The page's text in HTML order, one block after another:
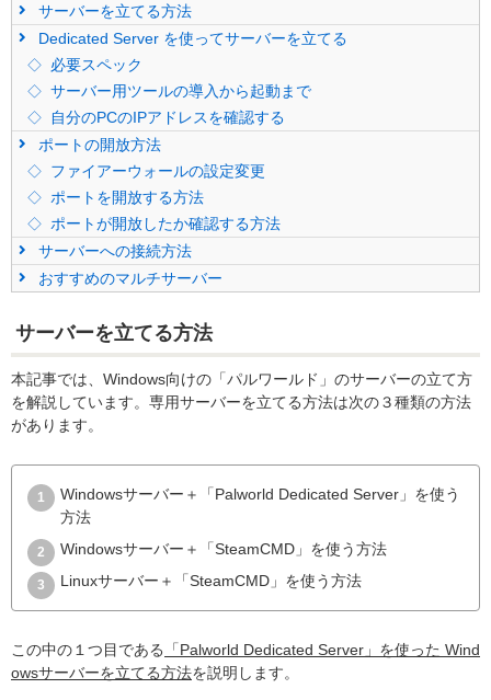
サーバーを立てる方法
Dedicated Server を使ってサーバーを立てる
必要スペック
サーバー用ツールの導入から起動まで
自分のPCのIPアドレスを確認する
ポートの開放方法
ファイアーウォールの設定変更
ポートを開放する方法
ポートが開放したか確認する方法
サーバーへの接続方法
おすすめのマルチサーバー
サーバーを立てる方法
本記事では、Windows向けの「パルワールド」のサーバーの立て方
を解説しています。専用サーバーを立てる方法は次の３種類の方法
があります。
Windowsサーバー＋「Palworld Dedicated Server」を使う
方法
Windowsサーバー＋「SteamCMD」を使う方法
Linuxサーバー＋「SteamCMD」を使う方法
この中の１つ目である
「Palworld Dedicated Server」を使った Wind
owsサーバーを立てる方法を説明します。